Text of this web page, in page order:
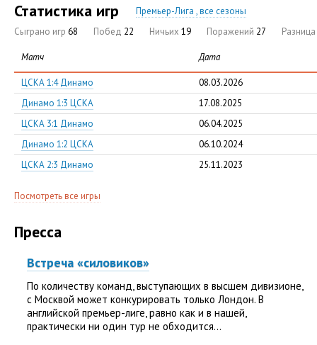
Статистика игр
Премьер-Лига , все сезоны
Сыграно игр 68 Побед 22 Ничьих 19 Поражений 27 Разница
Матч Дата
ЦСКА 1:4 Динамо
08.03.2026
Динамо 1:3 ЦСКА
17.08.2025
ЦСКА 3:1 Динамо
06.04.2025
Динамо 1:2 ЦСКА
06.10.2024
ЦСКА 2:3 Динамо
25.11.2023
Посмотреть все игры
Пресса
Встреча «силовиков»
По количеству команд, выступающих в высшем дивизионе,
с Москвой может конкурировать только Лондон. В
английской премьер-лиге, равно как и в нашей,
практически ни один тур не обходится...